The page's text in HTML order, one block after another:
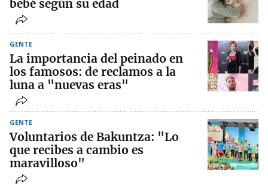
bebé según su edad
GENTE
La importancia del peinado en
los famosos: de reclamos a la
luna a "nuevas eras"
GENTE
Voluntarios de Bakuntza: "Lo
que recibes a cambio es
maravilloso"